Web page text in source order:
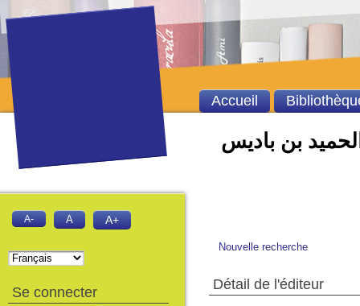
بن باديس
Nouvelle recherche
Détail de l'éditeur
Accueil
A- A A+
Se connecter